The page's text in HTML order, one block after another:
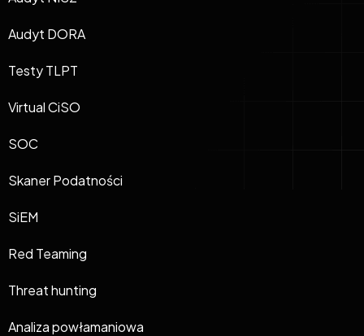
Audyt DORA
Testy TLPT
Virtual CiSO
SOC
Skaner Podatności
SiEM
Red Teaming
Threat hunting
Analiza powłamaniowa